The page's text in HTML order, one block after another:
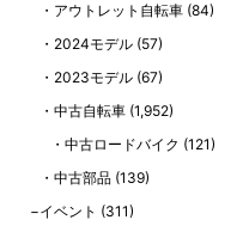
アウトレット自転車 (84)
2024モデル (57)
2023モデル (67)
中古自転車 (1,952)
中古ロードバイク (121)
中古部品 (139)
イベント (311)